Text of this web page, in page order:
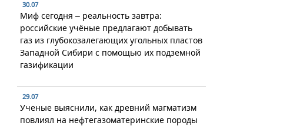
30.07
Миф сегодня – реальность завтра:
российские учёные предлагают добывать
газ из глубокозалегающих угольных пластов
Западной Сибири с помощью их подземной
газификации
29.07
Ученые выяснили, как древний магматизм
повлиял на нефтегазоматеринские породы